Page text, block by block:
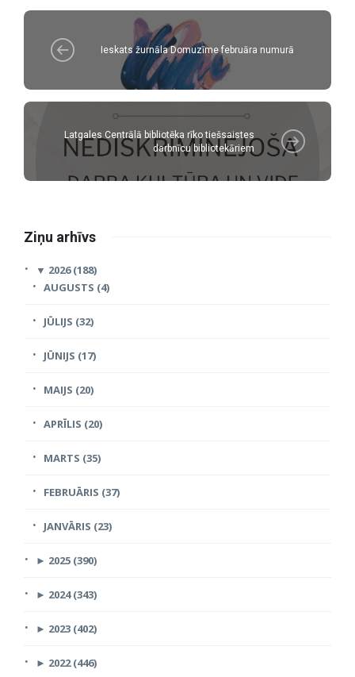
Ieskats žurnāla Domuzīme februāra numurā
Latgales Centrālā bibliotēka rīko tiešsaistes
darbnīcu bibliotekāriem
Ziņu arhīvs
▼ 2026 (188)
AUGUSTS (4)
JŪLIJS (32)
JŪNIJS (17)
MAIJS (20)
APRĪLIS (20)
MARTS (35)
FEBRUĀRIS (37)
JANVĀRIS (23)
► 2025 (390)
► 2024 (343)
► 2023 (402)
► 2022 (446)